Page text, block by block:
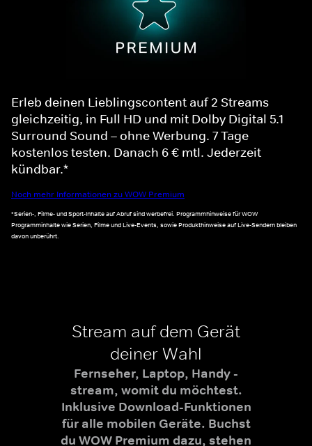
Erleb deinen Lieblingscontent auf 2 Streams
gleichzeitig, in Full HD und mit Dolby Digital 5.1
Surround Sound – ohne Werbung. 7 Tage
kostenlos testen. Danach 6 € mtl. Jederzeit
kündbar.*
Noch mehr Informationen zu WOW Premium
*Serien-, Filme- und Sport-Inhalte auf Abruf sind werbefrei. Programmhinweise für WOW
Programminhalte wie Serien, Filme und Live-Events, sowie Produkthinweise auf Live-Sendern bleiben
davon unberührt.
Stream auf dem Gerät
deiner Wahl
Fernseher, Laptop, Handy -
stream, womit du möchtest.
Inklusive Download-Funktionen
für alle mobilen Geräte. Buchst
du WOW Premium dazu, stehen